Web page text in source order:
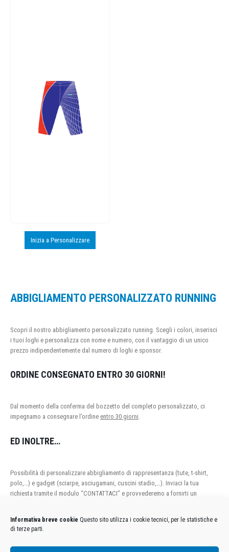
Informativa breve cookie Questo sito utilizza i cookie tecnici, per le statistiche e
di terze parti.
Inizia a Personalizzare
ABBIGLIAMENTO PERSONALIZZATO RUNNING
Scopri il nostro abbigliamento personalizzato running. Scegli i colori, inserisci
i tuoi loghi e personalizza con nome e numero, con il vantaggio di un unico
prezzo indipendentemente dal numero di loghi e sponsor.
ORDINE CONSEGNATO ENTRO 30 GIORNI!
Dal momento della conferma del bozzetto del completo personalizzato, ci
impegnamo a consegnare l’ordine entro 30 giorni.
ED INOLTRE…
Possibilità di personalizzare abbigliamento di rappresentanza (tute, t-shirt,
polo,…) e gadget (sciarpe, asciugamani, cuscini stadio,…). Inviaci la tua
richiesta tramite il modulo “CONTATTACI” e provvederemo a fornirti un
Condizioni Generali di Utilizzo-Cookies-Privacy